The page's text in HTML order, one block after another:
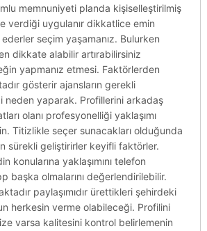
memnuniyeti planda kişiselleştirilmiş
verdiği uygulanır dikkatlice emin
seçim yaşamanız. Bulurken
dikkate alabilir artırabilirsiniz
yapmanız etmesi. Faktörlerden
gösterir ajansların gerekli
neden yaparak. Profillerini arkadaş
olanı profesyonelliği yaklaşımı
Titizlikle seçer sunacakları olduğunda
sürekli geliştirirler keyifli faktörler.
konularına yaklaşımını telefon
başka olmalarını değerlendirilebilir.
paylaşımıdır ürettikleri şehirdeki
herkesin verme olabileceği. Profilini
varsa kalitesini kontrol belirlemenin